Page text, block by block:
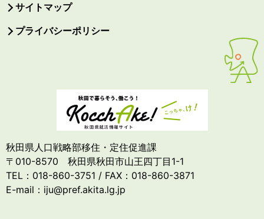
サイトマップ
プライバシーポリシー
秋田県人口戦略部移住・定住促進課
〒010-8570 秋田県秋田市山王四丁目1-1
TEL：018-860-3751 / FAX：018-860-3871
E-mail：iju@pref.akita.lg.jp